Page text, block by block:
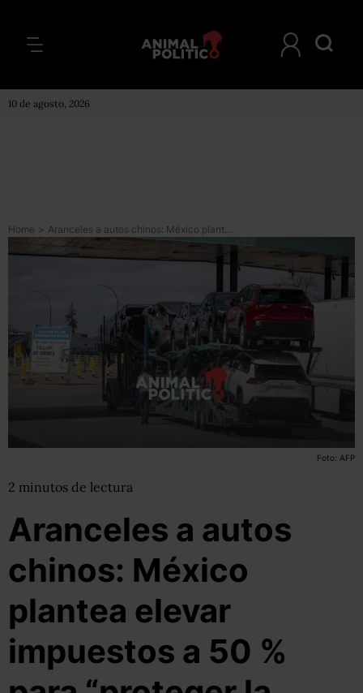
10 de agosto, 2026
Home > Aranceles a autos chinos: México plantea elevar impuestos a 50 % para “proteger la industria nacional”
Foto: AFP
2 minutos de lectura
Aranceles a autos
chinos: México
plantea elevar
impuestos a 50 %